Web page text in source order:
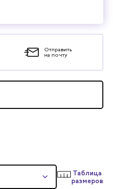
Таблица
размеров
Отправить
на почту